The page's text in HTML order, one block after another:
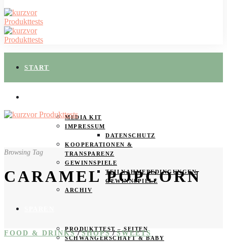
START
MEDIA KIT
IMPRESSUM
DATENSCHUTZ
KOOPERATIONEN &
TRANSPARENZ
GEWINNSPIELE
TEILNAHMEBEDINGUNGEN
GEWINNSPIELE
ARCHIV
PRODUKTTEST – SEITEN
SCHWANGERSCHAFT & BABY
Browsing Tag
CARAMEL POPCORN
FOOD & DRINKS / SHOPS / SWEETS